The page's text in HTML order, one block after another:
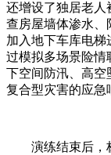
还增设了独居老人
查房屋墙体渗水、
加入地下车库电梯
过模拟多场景险情
下空间防汛、高空
复合型灾害的应急
演练结束后，